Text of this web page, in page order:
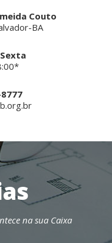
Couto
BA
na sua Caixa